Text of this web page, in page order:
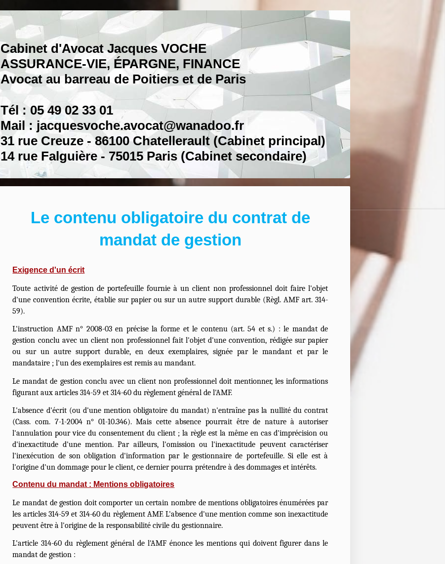
Cabinet d'Avocat Jacques VOCHE
ASSURANCE-VIE, ÉPARGNE, FINANCE
Avocat au barreau de Poitiers et de Paris
Tél : 05 49 02 33 01
Mail : jacquesvoche.avocat@wanadoo.fr
31 rue Creuze - 86100 Chatellerault (Cabinet principal)
14 rue Falguière - 75015 Paris (Cabinet secondaire)
Le contenu obligatoire du contrat de
mandat de gestion
Exigence d'un écrit
Toute activité de gestion de portefeuille fournie à un client non professionnel doit faire l'objet
d'une convention écrite, établie sur papier ou sur un autre support durable (Règl. AMF art. 314-
59).
L'instruction AMF n° 2008-03 en précise la forme et le contenu (art. 54 et s.) : le mandat de
gestion conclu avec un client non professionnel fait l'objet d'une convention, rédigée sur papier
ou sur un autre support durable, en deux exemplaires, signée par le mandant et par le
mandataire ; l'un des exemplaires est remis au mandant.
Le mandat de gestion conclu avec un client non professionnel doit mentionner, les informations
figurant aux articles 314-59 et 314-60 du règlement général de l'AMF.
L'absence d'écrit (ou d'une mention obligatoire du mandat) n'entraîne pas la nullité du contrat
(Cass. com. 7-1-2004 n° 01-10.346). Mais cette absence pourrait être de nature à autoriser
l'annulation pour vice du consentement du client ; la règle est la même en cas d'imprécision ou
d'inexactitude d'une mention. Par ailleurs, l'omission ou l'inexactitude peuvent caractériser
l'inexécution de son obligation d'information par le gestionnaire de portefeuille. Si elle est à
l'origine d'un dommage pour le client, ce dernier pourra prétendre à des dommages et intérêts.
Contenu du mandat : Mentions obligatoires
Le mandat de gestion doit comporter un certain nombre de mentions obligatoires énumérées par
les articles 314-59 et 314-60 du règlement AMF. L'absence d'une mention comme son inexactitude
peuvent être à l'origine de la responsabilité civile du gestionnaire.
L'article 314-60 du règlement général de l'AMF énonce les mentions qui doivent figurer dans le
mandat de gestion :